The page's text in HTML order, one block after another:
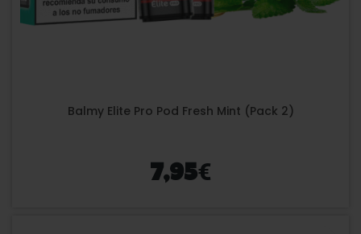
Balmy Elite Pro Pod Fresh Mint (Pack 2)
7,95€